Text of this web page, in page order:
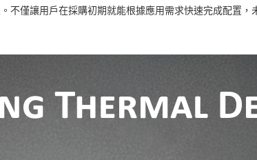
不僅讓用戶在採購初期就能根據應用需求快速完成配置，